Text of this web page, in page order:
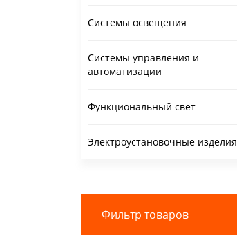
Системы освещения
Системы управления и
автоматизации
Функциональный свет
Электроустановочные изделия
Фильтр товаров